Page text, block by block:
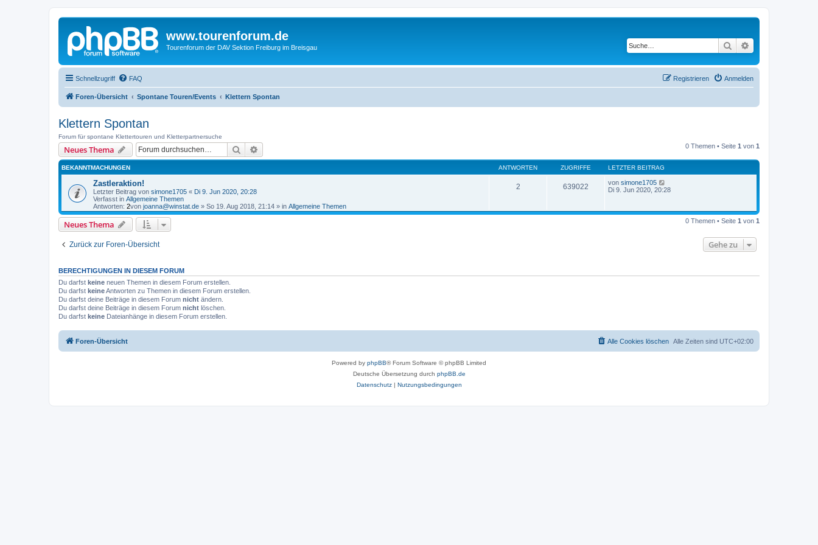
www.tourenforum.de
Tourenforum der DAV Sektion Freiburg im Breisgau Suche
Schnellzugriff FAQ Anmelden
Registrieren
Foren-Übersicht Spontane Touren/Events Klettern Spontan
Klettern Spontan
Forum für spontane Klettertouren und Kletterpartnersuche
Neues Thema Suche 0 Themen • Seite 1 von 1
BEKANNTMACHUNGEN ANTWORTEN ZUGRIFFE LETZTER BEITRAG
Zastleraktion!
Letzter Beitrag von simone1705 « Di 9. Jun 2020, 20:28
Verfasst in Allgemeine Themen
Antworten: 2von joanna@winstat.de » So 19. Aug 2018, 21:14 » in Allgemeine Themen
2 639022 von simone1705
Di 9. Jun 2020, 20:28
Neues Thema 0 Themen • Seite 1 von 1
Zurück zur Foren-Übersicht Gehe zu
BERECHTIGUNGEN IN DIESEM FORUM
Du darfst keine neuen Themen in diesem Forum erstellen.
Du darfst keineAntworten zu Themen in diesem Forum erstellen.
Du darfst deine Beiträge in diesem Forum nicht ändern.
Du darfst deine Beiträge in diesem Forum nicht löschen.
Du darfst keine Dateianhänge in diesem Forum erstellen.
Foren-Übersicht Alle Zeiten sind UTC+02:00
Alle Cookies löschen
Powered by phpBB® Forum Software © phpBB Limited
Deutsche Übersetzung durch phpBB.de
Datenschutz| Nutzungsbedingungen